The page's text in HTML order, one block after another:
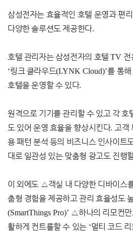
삼성전자는 효율적인 호텔 운영과 편
다양한 솔루션도 제공한다.
호텔 관리자는 삼성전자의 호텔TV 전
‘링크 클라우드(LYNK Cloud)’를 통
호텔을 운영할 수 있다.
원격으로 기기를 관리할 수 있고 각 호
도 있어 운영 효율을 향상시킨다. 고객
용 패턴 분석 등의 비즈니스 인사이트
대로 일관성 있는 맞춤형 광고도 진행
이 외에도 △객실 내 다양한 디바이스
춤형 경험을 제공하고 관리 효율성도
(SmartThings Pro)’ △하나의 리모컨
활하게 컨트롤할 수 있는 ‘멀티 코드